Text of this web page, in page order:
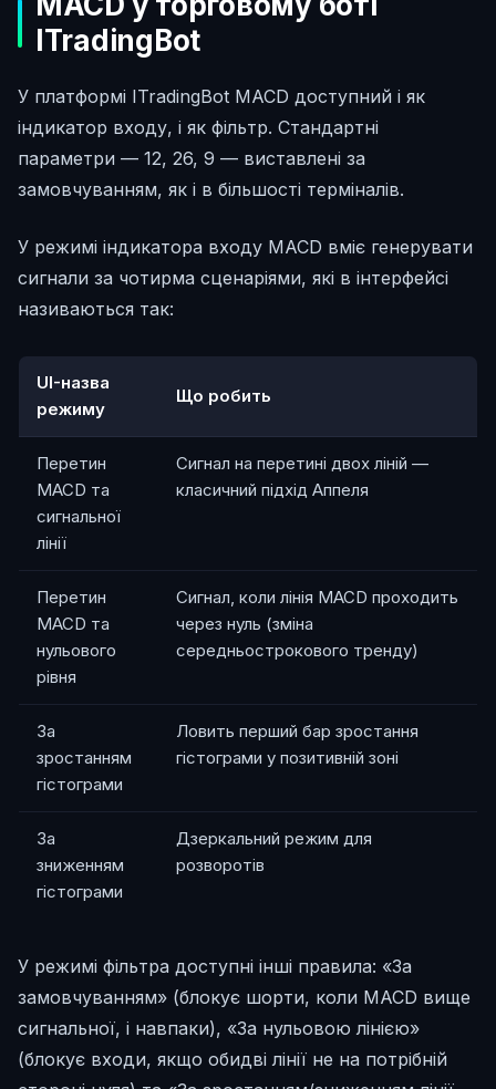
ITradingBot
У платформі ITradingBot MACD доступний і як
індикатор входу, і як фільтр. Стандартні
параметри — 12, 26, 9 — виставлені за
замовчуванням, як і в більшості терміналів.
У режимі індикатора входу MACD вміє генерувати
сигнали за чотирма сценаріями, які в інтерфейсі
називаються так:
UI-назва
режиму
Що робить
Перетин
MACD та
сигнальної
лінії
Сигнал на перетині двох ліній —
класичний підхід Аппеля
Перетин
MACD та
нульового
рівня
Сигнал, коли лінія MACD проходить
через нуль (зміна
середньострокового тренду)
За
зростанням
гістограми
Ловить перший бар зростання
гістограми у позитивній зоні
За
зниженням
гістограми
Дзеркальний режим для
розворотів
У режимі фільтра доступні інші правила: «За
замовчуванням» (блокує шорти, коли MACD вище
сигнальної, і навпаки), «За нульовою лінією»
(блокує входи, якщо обидві лінії не на потрібній